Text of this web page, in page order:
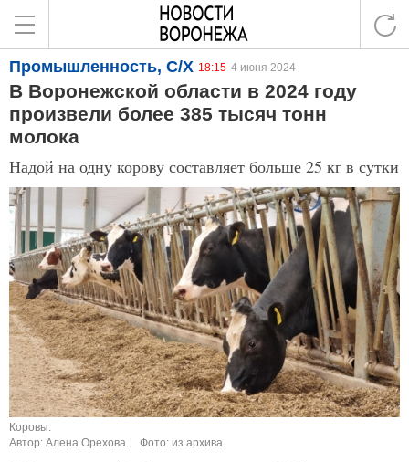
Промышленность, С/Х 18:15 4 июня 2024
В Воронежской области в 2024 году
произвели более 385 тысяч тонн
молока
Надой на одну корову составляет больше 25 кг в сутки
Коровы.
Автор: Алена Орехова.
Фото: из архива.